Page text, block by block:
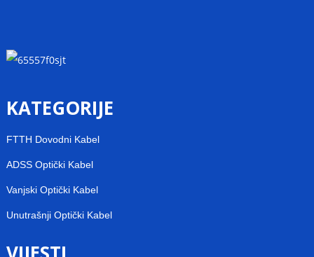
KATEGORIJE
FTTH Dovodni Kabel
ADSS Optički Kabel
Vanjski Optički Kabel
Unutrašnji Optički Kabel